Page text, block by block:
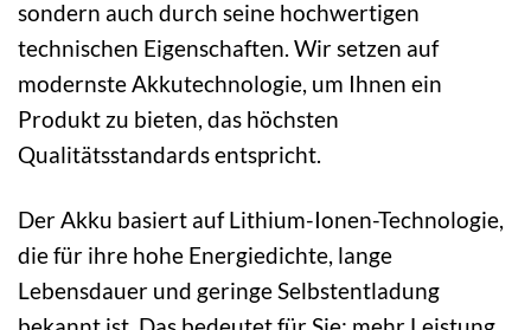
sondern auch durch seine hochwertigen
technischen Eigenschaften. Wir setzen auf
modernste Akkutechnologie, um Ihnen ein
Produkt zu bieten, das höchsten
Qualitätsstandards entspricht.
Der Akku basiert auf Lithium-Ionen-Technologie,
die für ihre hohe Energiedichte, lange
Lebensdauer und geringe Selbstentladung